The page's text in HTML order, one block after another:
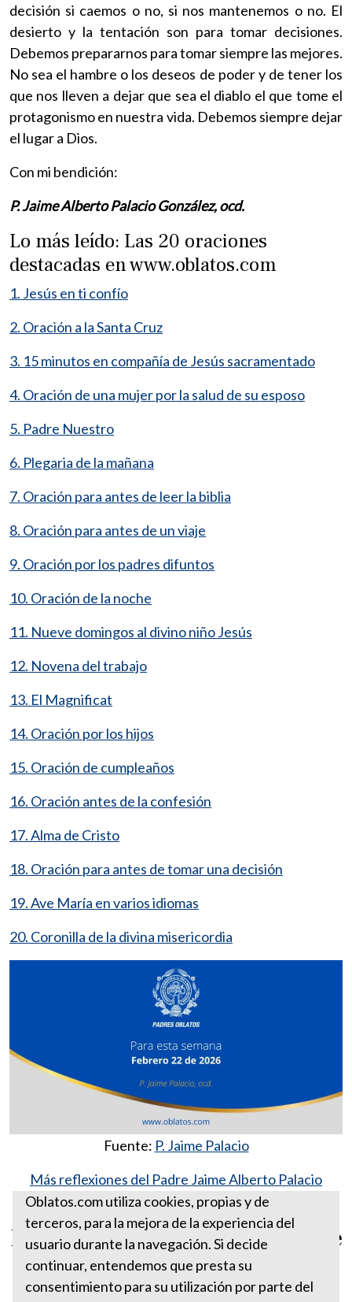
decisión si caemos o no, si nos mantenemos o no. El
desierto y la tentación son para tomar decisiones.
Debemos prepararnos para tomar siempre las mejores.
No sea el hambre o los deseos de poder y de tener los
que nos lleven a dejar que sea el diablo el que tome el
protagonismo en nuestra vida. Debemos siempre dejar
el lugar a Dios.
Con mi bendición:
P. Jaime Alberto Palacio González, ocd.
Lo más leído: Las 20 oraciones
destacadas en www.oblatos.com
1. Jesús en ti confío
2. Oración a la Santa Cruz
3. 15 minutos en compañía de Jesús sacramentado
4. Oración de una mujer por la salud de su esposo
5. Padre Nuestro
6. Plegaria de la mañana
7. Oración para antes de leer la biblia
8. Oración para antes de un viaje
9. Oración por los padres difuntos
10. Oración de la noche
11. Nueve domingos al divino niño Jesús
12. Novena del trabajo
13. El Magnificat
14. Oración por los hijos
15. Oración de cumpleaños
16. Oración antes de la confesión
17. Alma de Cristo
18. Oración para antes de tomar una decisión
19. Ave María en varios idiomas
20. Coronilla de la divina misericordia
Fuente: P. Jaime Palacio
Más reflexiones del Padre Jaime Alberto Palacio
González, ocd
Para esta semana febrero 22 de
2026
Oblatos.com utiliza cookies, propias y de
terceros, para la mejora de la experiencia del
usuario durante la navegación. Si decide
continuar, entendemos que presta su
consentimiento para su utilización por parte del